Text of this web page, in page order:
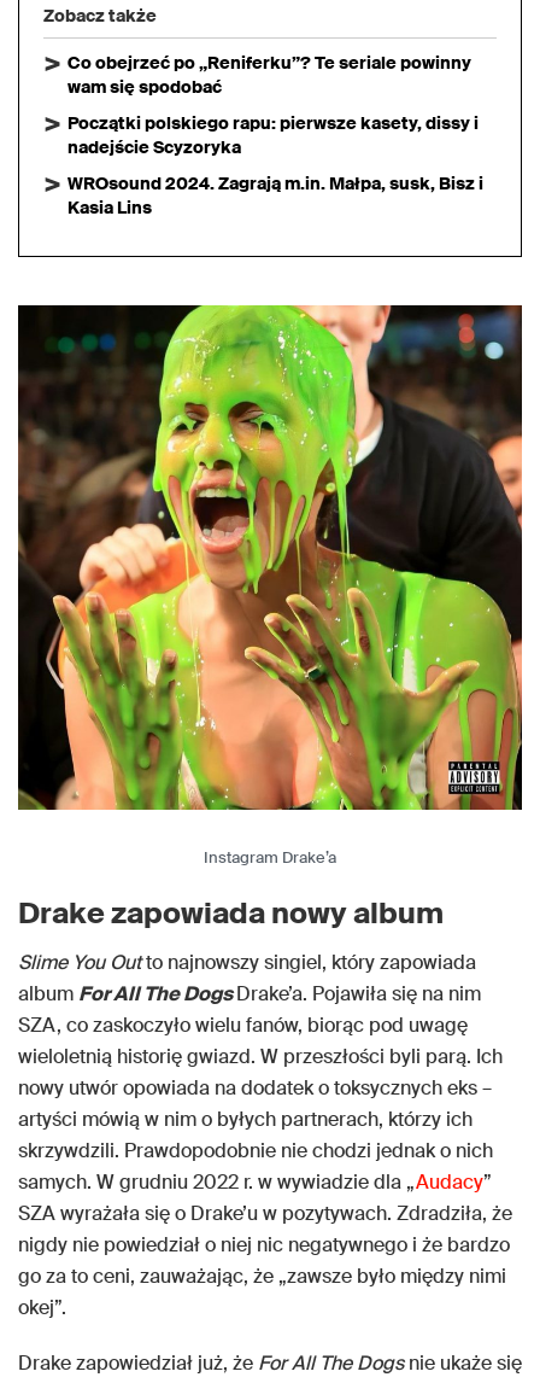
Zobacz także
Co obejrzeć po „Reniferku”? Te seriale powinny
wam się spodobać
Początki polskiego rapu: pierwsze kasety, dissy i
nadejście Scyzoryka
WROsound 2024. Zagrają m.in. Małpa, susk, Bisz i
Kasia Lins
Instagram Drake’a
Drake zapowiada nowy album
Slime You Outto najnowszy singiel, który zapowiada
album For All The DogsDrake’a. Pojawiła się na nim
SZA, co zaskoczyło wielu fanów, biorąc pod uwagę
wieloletnią historię gwiazd. W przeszłości byli parą. Ich
nowy utwór opowiada na dodatek o toksycznych eks –
artyści mówią w nim o byłych partnerach, którzy ich
skrzywdzili. Prawdopodobnie nie chodzi jednak o nich
samych. W grudniu 2022 r. w wywiadzie dla „Audacy”
SZA wyrażała się o Drake’u w pozytywach. Zdradziła, że ​​
nigdy nie powiedział o niej nic negatywnego i że bardzo
go za to ceni, zauważając, że „zawsze było między nimi
okej”.
Drake zapowiedział już, że For All The Dogsnie ukaże się